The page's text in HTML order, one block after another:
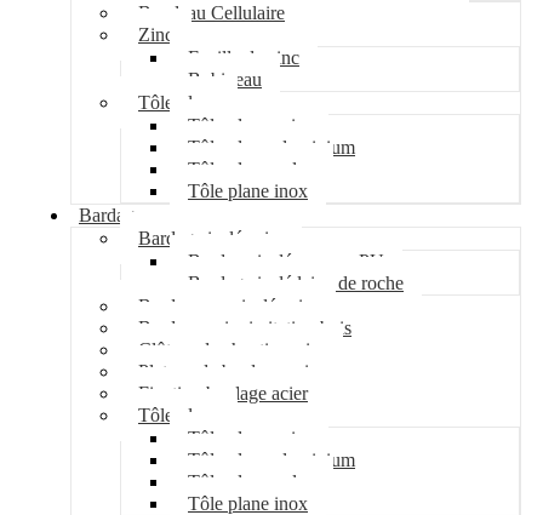
Bandeau Cellulaire
Zinc
Feuille de zinc
Bobineau
Tôle plane
Tôle plane acier
Tôle plane aluminium
Tôle plane galva
Tôle plane inox
Bardage
Bardage isolé acier
Bardage isolé mousse PU
Bardage isolé laine de roche
Bardage non isolé acier
Bardage acier imitation bois
Clôture de chantier acier
Plateau de bardage acier
Fixation bardage acier
Tôle plane
Tôle plane acier
Tôle plane aluminium
Tôle plane galva
Tôle plane inox